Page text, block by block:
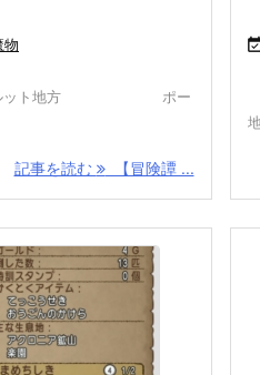
物
コルット地方 ポー
記事を読む 【冒険譚 ...